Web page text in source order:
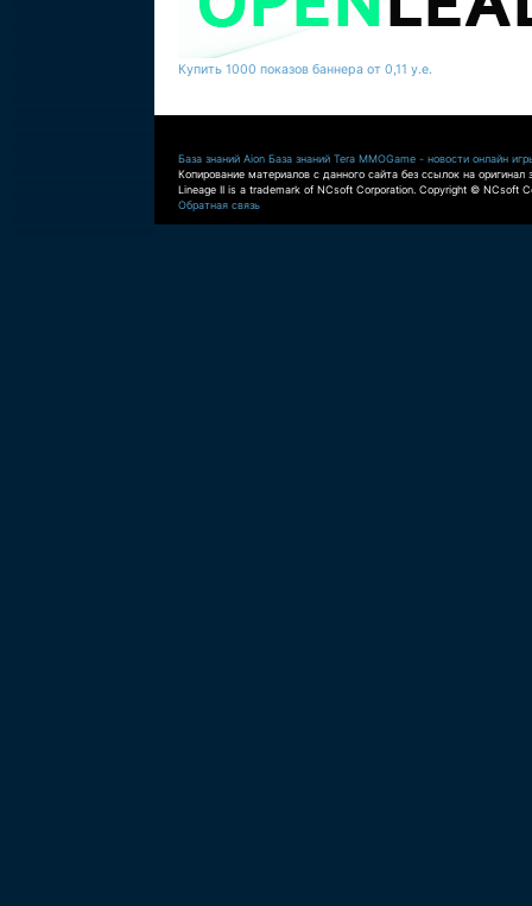
Купить 1000 показов баннера от 0,11 у.е.
База знаний Aion База знаний Tera MMOGame - новости онлайн
Копирование материалов с данного сайта без ссылок на оригинал
Lineage II is a trademark of NCsoft Corporation. Copyright © NCsoft
Обратная связь